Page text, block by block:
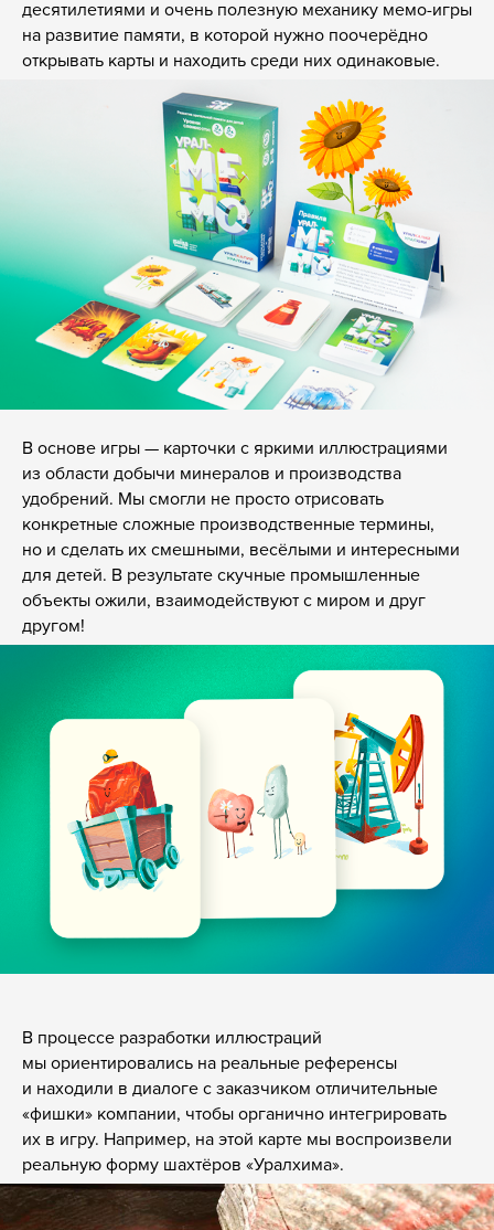
десятилетиями и очень полезную механику мемо-игры
на развитие памяти, в которой нужно поочерёдно
открывать карты и находить среди них одинаковые.
В основе игры — карточки с яркими иллюстрациями
из области добычи минералов и производства
удобрений. Мы смогли не просто отрисовать
конкретные сложные производственные термины,
но и сделать их смешными, весёлыми и интересными
для детей. В результате скучные промышленные
объекты ожили, взаимодействуют с миром и друг
другом!
В процессе разработки иллюстраций
мы ориентировались на реальные референсы
и находили в диалоге с заказчиком отличительные
«фишки» компании, чтобы органично интегрировать
их в игру. Например, на этой карте мы воспроизвели
реальную форму шахтёров «Уралхима».